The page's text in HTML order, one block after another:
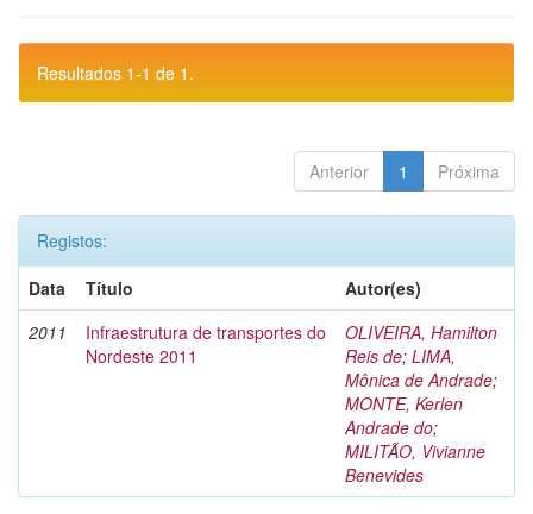
Resultados 1-1 de 1.
Anterior 1 Próxima
Registos:
Data
Título
Autor(es)
2011
Infraestrutura de transportes do
Nordeste 2011
OLIVEIRA, Hamilton
Reis de; LIMA,
Mônica de Andrade;
MONTE, Kerlen
Andrade do;
MILITÃO, Vivianne
Benevides